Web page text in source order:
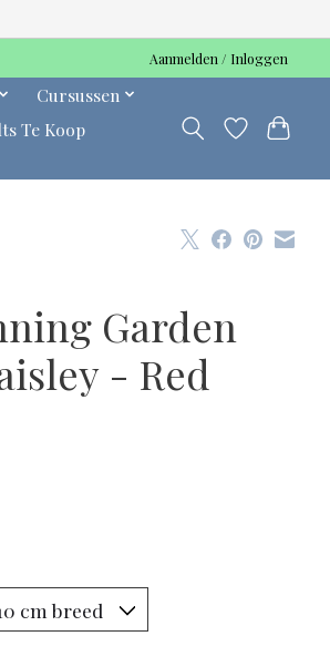
Aanmelden / Inloggen
Cursussen
Te Koop
Garden
- Red